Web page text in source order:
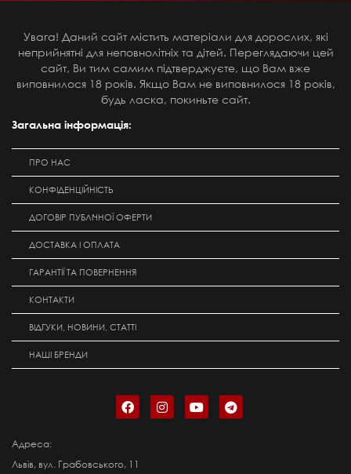
Увага! Даний сайт містить матеріали для дорослих, які
неприйнятні для неповнолітніх та дітей. Переглядаючи цей
сайт, Ви тим самим підтверджуєте, що Вам вже
виповнилося 18 років. Якщо Вам не виповнилося 18 років,
будь ласка, покиньте сайт.
Загальна інформація:
ПРО НАС
КОНФІДЕНЦІЙНІСТЬ
ДОГОВІР ПУБЛІЧНОЇ ОФЕРТИ
ДОСТАВКА І ОПЛАТА
ГАРАНТІЇ ТА ПОВЕРНЕННЯ
КОНТАКТИ
ВІДГУКИ, НОВИНИ, СТАТТІ
НАШІ БРЕНДИ
Адреса:
Львів, вул. Грабовського, 11